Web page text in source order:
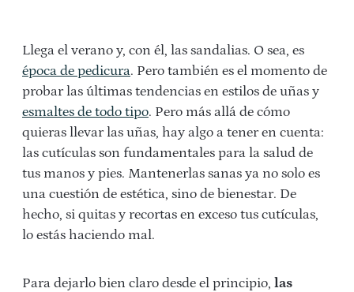
Llega el verano y, con él, las sandalias. O sea, es
época de pedicura. Pero también es el momento de
probar las últimas tendencias en estilos de uñas y
esmaltes de todo tipo. Pero más allá de cómo
quieras llevar las uñas, hay algo a tener en cuenta:
las cutículas son fundamentales para la salud de
tus manos y pies. Mantenerlas sanas ya no solo es
una cuestión de estética, sino de bienestar. De
hecho, si quitas y recortas en exceso tus cutículas,
lo estás haciendo mal.
Para dejarlo bien claro desde el principio, las